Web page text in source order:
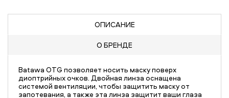
ОПИСАНИЕ
О БРЕНДЕ
Batawa OTG позволяет носить маску поверх
диоптрийных очков. Двойная линза оснащена
системой вентиляции, чтобы защитить маску от
запотевания, а также эта линза защитит ваши глаза